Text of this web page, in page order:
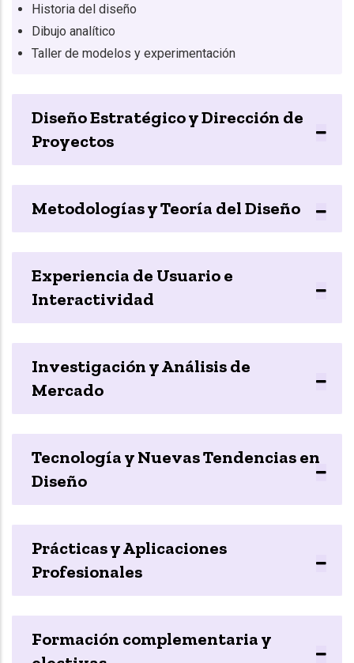
Historia del diseño
Dibujo analítico
Taller de modelos y experimentación
Diseño Estratégico y Dirección de
Proyectos
Metodologías y Teoría del Diseño
Experiencia de Usuario e
Interactividad
Investigación y Análisis de
Mercado
Tecnología y Nuevas Tendencias en
Diseño
Prácticas y Aplicaciones
Profesionales
Formación complementaria y